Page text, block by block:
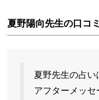
夏野陽向先生の口コ
夏野先生の占い
アフターメッ